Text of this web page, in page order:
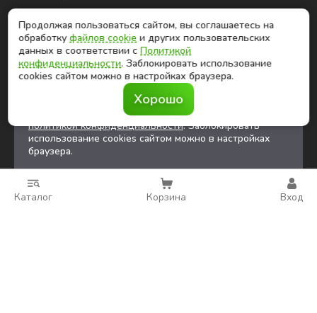
ⓒ Глобалтек, 2026
Цены на сайте не являются публичной офертой
Продолжая использовать сайт, вы соглашаетесь на
файлов cookiesи других
пользовательских данных в соответствии с
политикой конфиденциальности. Заблокировать
использование cookies сайтом можно в настройках
браузера.
Каталог Корзина Вход
Продолжая пользоваться сайтом, вы соглашаетесь на
обработкуфайлов cookie и других пользовательских
данных в соответствии сПолитикой
конфиденциальности. Заблокировать использование
cookies сайтом можно в настройках браузера.
Хорошо